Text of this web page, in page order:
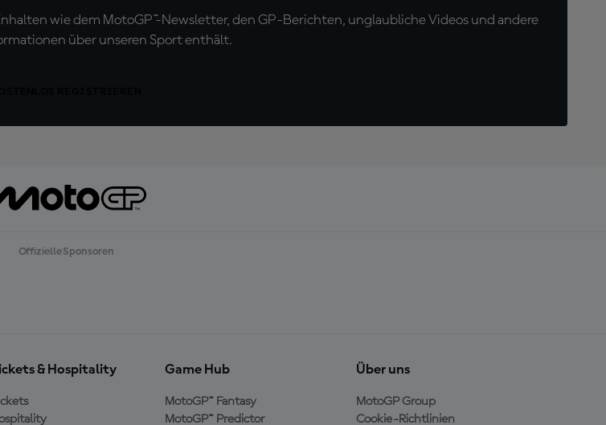
wie dem MotoGP™-Newsletter, den GP-Berichten, unglaubliche Videos und andere
über unseren Sport enthält.
Offizielle Sponsoren
& Hospitality Game Hub
MotoGP™ Fantasy
MotoGP™ Predictor
Über uns
MotoGP Group
Cookie-Richtlinien